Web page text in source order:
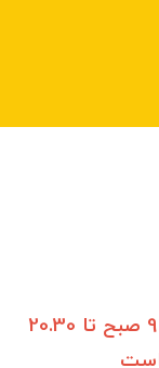
از 9 صبح تا 20.30